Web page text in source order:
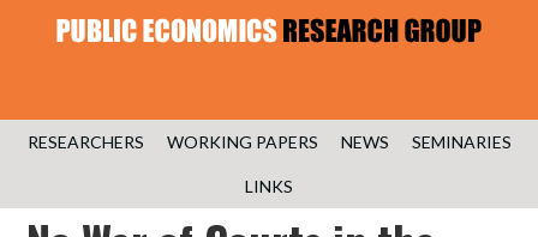
RESEARCHERS WORKING PAPERS NEWS SEMINARIES
LINKS